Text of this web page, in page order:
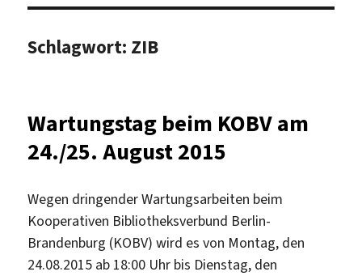
Schlagwort: ZIB
Wartungstag beim KOBV am
24./25. August 2015
Wegen dringender Wartungsarbeiten beim
Kooperativen Bibliotheksverbund Berlin-
Brandenburg (KOBV) wird es von Montag, den
24.08.2015 ab 18:00 Uhr bis Dienstag, den